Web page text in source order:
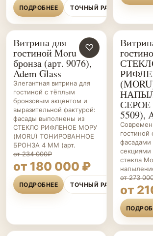
ПОДРОБНЕЕ ТОЧНЫЙ РАСЧЁТ
ГОСТИНЫЕ НА ЗАКАЗ
♡
Витрина для
гостиной Moru
бронза (арт. 9076),
Adem Glass
Элегантная витрина для
гостиной с тёплым
бронзовым акцентом и
выразительной фактурой:
фасады выполнены из
СТЕКЛО РИФЛЕНОЕ МОРУ
(MORU) ТОНИРОВАННОЕ
БРОНЗА 4 ММ (арт.
от 234 000₽
от 180 000 ₽
ПОДРОБНЕЕ ТОЧНЫЙ РАСЧЁТ
СЕРОЕ
5509),
фасадами
секциями
стекла
от 273
от